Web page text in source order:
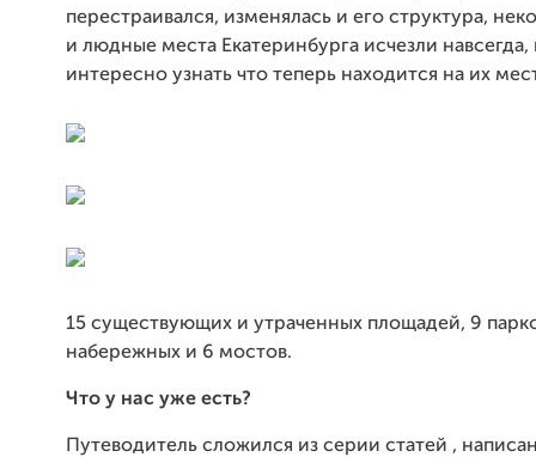
перестраивался, изменялась и его структура,
и людные места Екатеринбурга исчезли навсегда,
интересно узнать что теперь находится на их
15 существующих и утраченных площадей, 9
набережных и 6 мостов.
Что у нас уже есть?
Путеводитель сложился из серии статей ,